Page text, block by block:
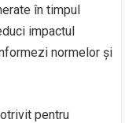
în timpul
impactul
normelor și
pentru